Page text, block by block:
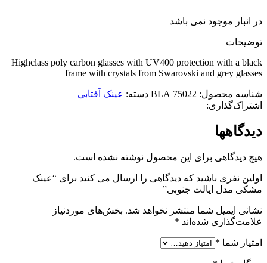
در انبار موجود نمی باشد
توضیحات
Highclass poly carbon glasses with UV400 protection with a black
frame with crystals from Swarovski and grey glasses
شناسه محصول: 75022 BLA دسته: عینک آفتابی
اشتراک‌گذاری:
دیدگاهها
هیچ دیدگاهی برای این محصول نوشته نشده است.
اولین نفری باشید که دیدگاهی را ارسال می کنید برای “عینک
مشکی مدل ایالت جنوبی”
نشانی ایمیل شما منتشر نخواهد شد. بخش‌های موردنیاز
علامت‌گذاری شده‌اند *
امتیاز شما *